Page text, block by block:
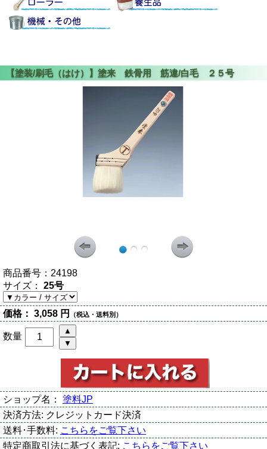
商品番号： 24198
サイズ： 25号
価格： 3,058 円 （税込・送料別）
数量
ショップ名： 塗料JP
決済方法: クレジットカード決済
送料･手数料: こちらをご覧下さい
特定商取引法に基づく表記: こちらをご覧下さい